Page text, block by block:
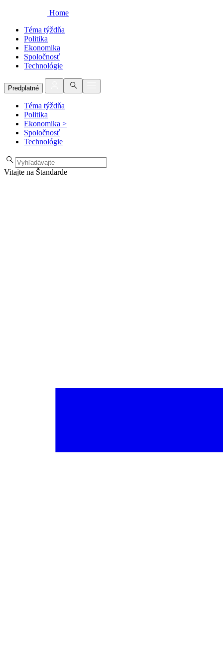
Home
Téma týždňa
Politika
Ekonomika
Spoločnosť
Technológie
Predplatné
Téma týždňa
Politika
Ekonomika >
Spoločnosť
Technológie
Vitajte na Štandarde